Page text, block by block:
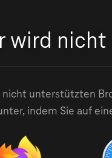
wird
unterstützten
indem Sie auf